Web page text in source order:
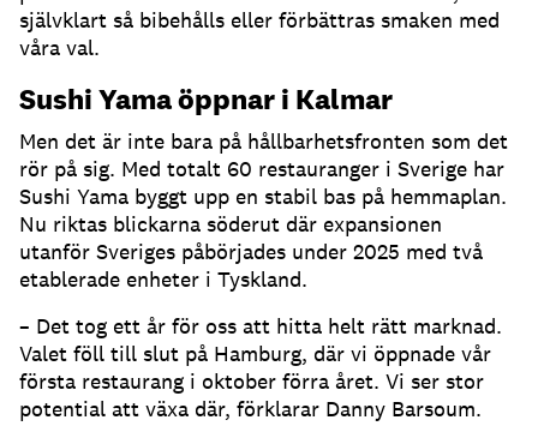
självklart så bibehålls eller förbättras smaken med
våra val.
Sushi Yama öppnar i Kalmar
Men det är inte bara på hållbarhetsfronten som det
rör på sig. Med totalt 60 restauranger i Sverige har
Sushi Yama byggt upp en stabil bas på hemmaplan.
Nu riktas blickarna söderut där expansionen
utanför Sveriges påbörjades under 2025 med två
etablerade enheter i Tyskland.
– Det tog ett år för oss att hitta helt rätt marknad.
Valet föll till slut på Hamburg, där vi öppnade vår
första restaurang i oktober förra året. Vi ser stor
potential att växa där, förklarar Danny Barsoum.